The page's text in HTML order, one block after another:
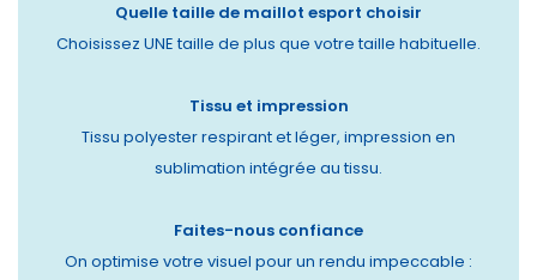
Quelle taille de maillot esport choisir
Choisissez UNE taille de plus que votre taille habituelle.
Tissu et impression
Tissu polyester respirant et léger, impression en
sublimation intégrée au tissu.
Faites-nous confiance
On optimise votre visuel pour un rendu impeccable :